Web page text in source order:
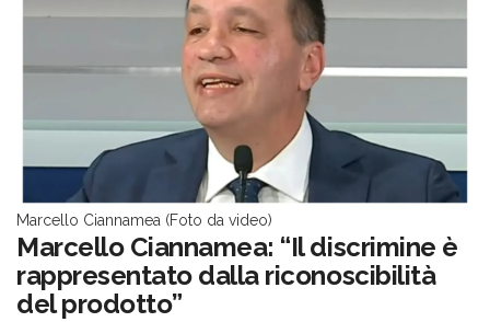
Marcello Ciannamea (Foto da video)
Marcello Ciannamea: “Il discrimine è
rappresentato dalla riconoscibilità
del prodotto”